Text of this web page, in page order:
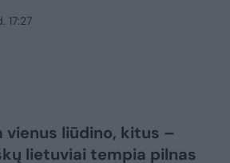
17:27
vienus liūdino, kitus –
lietuviai tempia pilnas